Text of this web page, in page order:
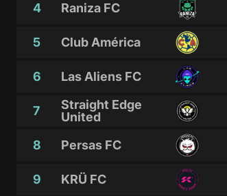
4 Raniza FC
5 Club América
6 Las Aliens FC
7
Straight Edge
United
8 Persas FC
9 KRÜ FC